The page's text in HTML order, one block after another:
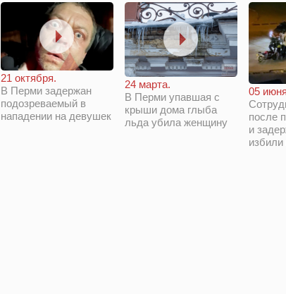
21 октября.
В Перми задержан
подозреваемый в
нападении на девушек
24 марта.
В Перми упавшая с
крыши дома глыба
льда убила женщину
05
после
и
избили